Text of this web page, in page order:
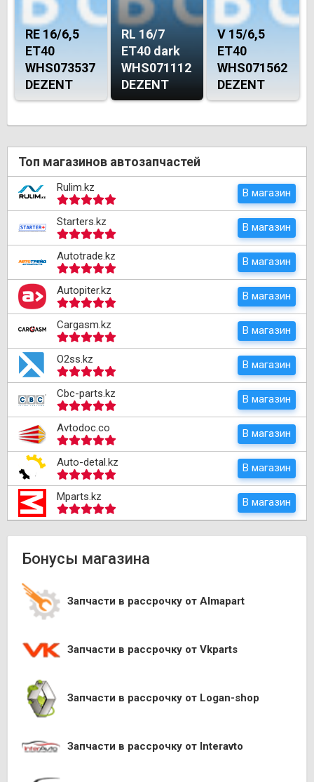
RE 16/6,5
ET40
WHS073537
DEZENT
RL 16/7
ET40 dark
WHS071112
DEZENT
V 15/6,5
ET40
WHS071562
DEZENT
Топ магазинов автозапчастей
Rulim.kz В магазин
Starters.kz В магазин
Autotrade.kz В магазин
Autopiter.kz В магазин
Cargasm.kz В магазин
O2ss.kz В магазин
Cbc-parts.kz В магазин
Avtodoc.co В магазин
Auto-detal.kz В магазин
Mparts.kz В магазин
Бонусы магазина
Запчасти в рассрочку от Almapart
Запчасти в рассрочку от Vkparts
Запчасти в рассрочку от Logan-shop
Запчасти в рассрочку от Interavto